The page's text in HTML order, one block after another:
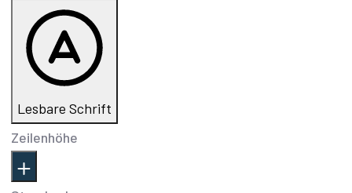
Lesbare Schrift
Zeilenhöhe